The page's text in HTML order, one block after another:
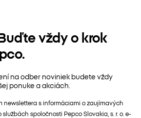
vždy o krok
na odber noviniek budete vždy
ponuke a akciách.
newslettera s informáciami o zaujímavých
spoločnosti Pepco Slovakia, s. r. o. e-